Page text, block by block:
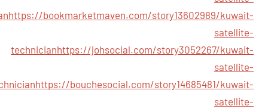
https://bookmarketmaven.com/story13602989/kuwait-
satellite-
technicianhttps://johsocial.com/story3052267/kuwait-
satellite-
https://bouchesocial.com/story14685481/kuwait-
satellite-